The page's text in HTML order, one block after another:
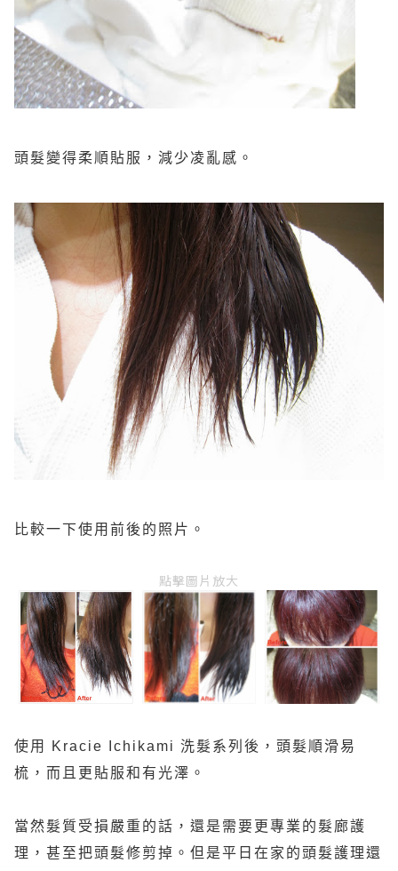
頭髮變得柔順貼服，減少凌亂感 。
比較一下使用前後的照片。
點擊圖片放大
使用 Kracie Ichikami 洗髮系列後，頭髮順滑易
梳，而且更貼服和有光澤。
當然髮質受損嚴重的話，還是需要更專業的髮廊護
理，甚至把頭髮修剪掉。但是平日在家的頭髮護理還